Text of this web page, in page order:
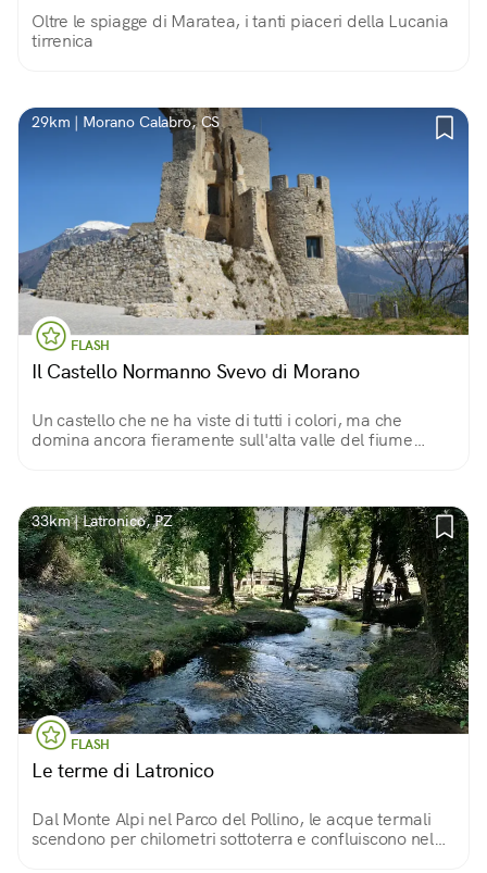
Oltre le spiagge di Maratea, i tanti piaceri della Lucania
tirrenica
29km | Morano Calabro, CS
FLASH
Il Castello Normanno Svevo di Morano
Un castello che ne ha viste di tutti i colori, ma che
domina ancora fieramente sull'alta valle del fiume
33km | Latronico, PZ
FLASH
Le terme di Latronico
Dal Monte Alpi nel Parco del Pollino, le acque termali
scendono per chilometri sottoterra e confluiscono nel